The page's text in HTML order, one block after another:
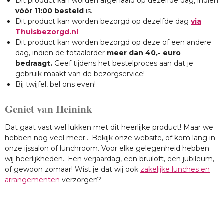
vóór 11:00 besteld is.
Dit product kan worden bezorgd op dezelfde dag via
Thuisbezorgd.nl
Dit product kan worden bezorgd op deze of een andere
dag, indien de totaalorder meer dan 40,- euro
bedraagt. Geef tijdens het bestelproces aan dat je
gebruik maakt van de bezorgservice!
Bij twijfel, bel ons even!
Geniet van Heinink
Dat gaat vast wel lukken met dit heerlijke product! Maar we
hebben nog veel meer... Bekijk onze website, of kom lang in
onze ijssalon of lunchroom. Voor elke gelegenheid hebben
wij heerlijkheden.. Een verjaardag, een bruiloft, een jubileum,
of gewoon zomaar! Wist je dat wij ook zakelijke lunches en
arrangementen verzorgen?